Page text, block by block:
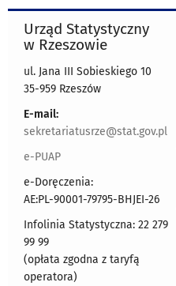
Urząd Statystyczny
w Rzeszowie
ul. Jana III Sobieskiego 10
35-959 Rzeszów
E-mail:
sekretariatusrze@stat.gov.pl
e-PUAP
e-Doręczenia:
AE:PL-90001-79795-BHJEI-26
Infolinia Statystyczna: 22 279
99 99
(opłata zgodna z taryfą
operatora)